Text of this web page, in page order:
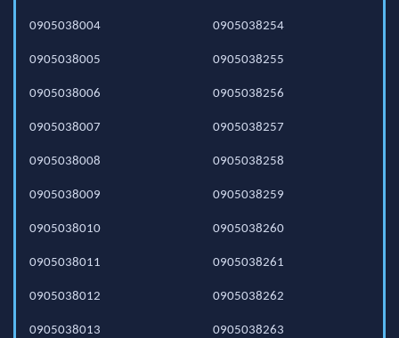
0905038004
0905038005
0905038006
0905038007
0905038008
0905038009
0905038010
0905038011
0905038012
0905038013
0905038254
0905038255
0905038256
0905038257
0905038258
0905038259
0905038260
0905038261
0905038262
0905038263